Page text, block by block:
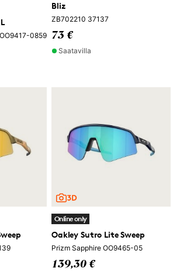
0859
Bliz
ZB702210 37137
73 €
Saatavilla
Online only
Oakley Sutro Lite Sweep
Prizm Sapphire OO9465-05
139,30 €